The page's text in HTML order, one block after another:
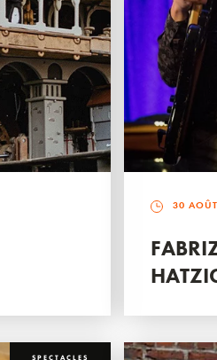
30 AOÛT
SPECTACLES